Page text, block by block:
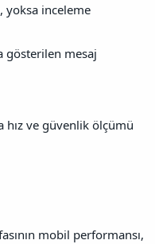
yoksa inceleme
gösterilen mesaj
ve güvenlik ölçümü
mobil performansı,